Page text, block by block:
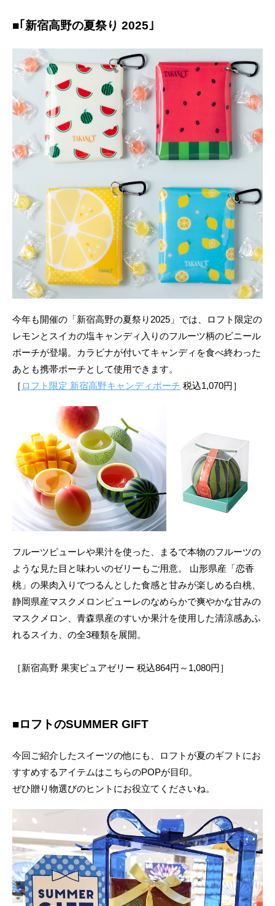
■｢新宿高野の夏祭り 2025｣
今年も開催の「新宿高野の夏祭り2025」では、ロフト限定の
レモンとスイカの塩キャンディ入りのフルーツ柄のビニール
ポーチが登場。カラビナが付いてキャンディを食べ終わった
あとも携帯ポーチとして使用できます。
［ ロフト限定 新宿高野キャンディポーチ 税込1,070円］
フルーツピューレや果汁を使った、まるで本物のフルーツの
ような見た目と味わいのゼリーもご用意。 山形県産「恋香
桃」の果肉入りでつるんとした食感と甘みが楽しめる白桃、
静岡県産マスクメロンピューレのなめらかで爽やかな甘みの
マスクメロン、青森県産のすいか果汁を使用した清涼感あふ
れるスイカ、の全3種類を展開。
［新宿高野 果実ピュアゼリー 税込864円～1,080円］
■ロフトのSUMMER GIFT
今回ご紹介したスイーツの他にも、ロフトが夏のギフトにお
すすめするアイテムはこちらのPOPが目印。
ぜひ贈り物選びのヒントにお役立てくださいね。